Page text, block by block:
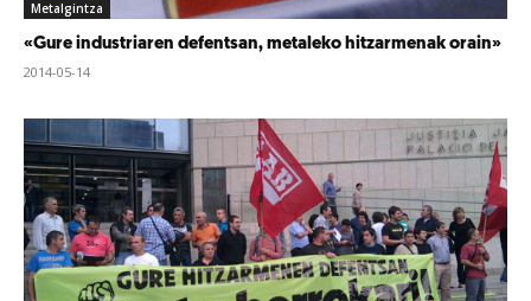
Metalgintza
«Gure industriaren defentsan, metaleko hitzarmenak orain»
2014-05-14